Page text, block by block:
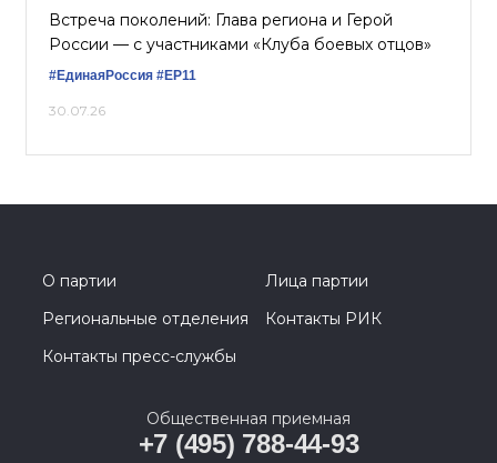
Встреча поколений: Глава региона и Герой
России — с участниками «Клуба боевых отцов»
#ЕдинаяРоссия #ЕР11
30.07.26
О партии
Лица партии
Региональные отделения
Контакты РИК
Контакты пресс-службы
Общественная приемная
+7 (495) 788-44-93